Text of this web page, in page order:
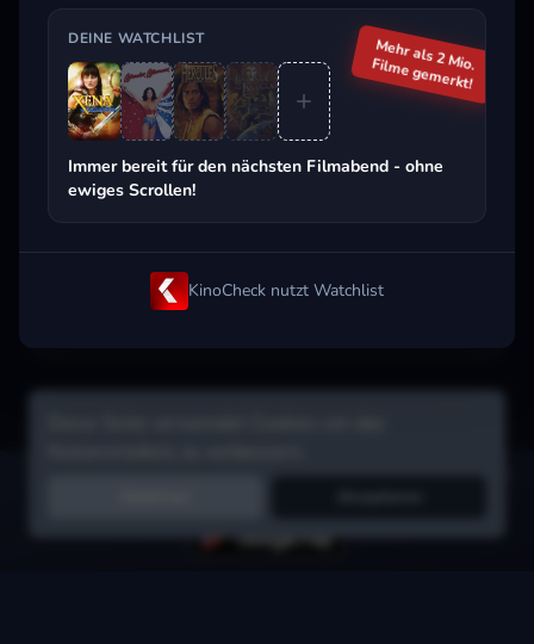
Beliebt beim Streaming
Filme in Sekunden merken, Tipps von
DEINE WATCHLIST
Immer bereit für den nächsten Filmabend - ohne
ewiges Scrollen!
Mehr als 2 Mio.
Filme gemerkt!
KinoCheck nutzt Watchlist